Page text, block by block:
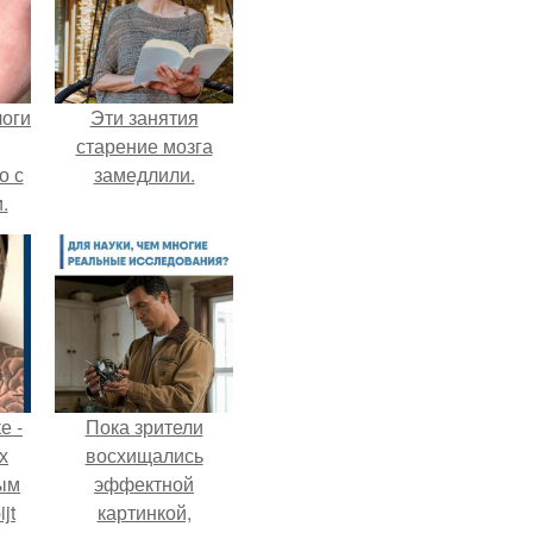
с
Эти занятия
старение мозга
замедлили.
-
Пока зрители
восхищались
эффектной
картинкой,